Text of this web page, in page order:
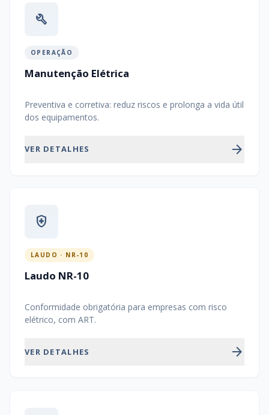
build
OPERAÇÃO
Manutenção Elétrica
Preventiva e corretiva: reduz riscos e prolonga a vida útil
dos equipamentos.
VER DETALHES arrow_forward
health_and_safety
LAUDO · NR-10
Laudo NR-10
Conformidade obrigatória para empresas com risco
elétrico, com ART.
VER DETALHES arrow_forward